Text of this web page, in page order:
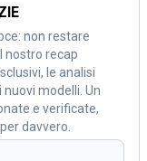
non restare
nostro recap
le analisi
modelli. Un
e verificate,
davvero.